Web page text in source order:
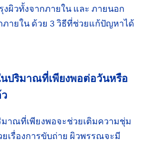
งผิวทั้งจากภายใน และ ภายนอก
ภายใน ด้วย 3 วิธีที่ช่วยแก้ปัญหาได้
นปริมาณที่เพียงพอต่อวันหรือ
าณที่เพียงพอจะช่วยเติมความชุ่ม
เรื่องการขับถ่าย ผิวพรรณจะมี